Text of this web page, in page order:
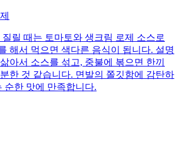
릴 때는 토마토와 생크림 로제 소스로
해서 먹으면 색다른 음식이 됩니다. 설명
아서 소스를 섞고, 중불에 볶으면 한끼
한 것 같습니다. 면발의 쫄깃함에 감탄하
순한 맛에 만족합니다.